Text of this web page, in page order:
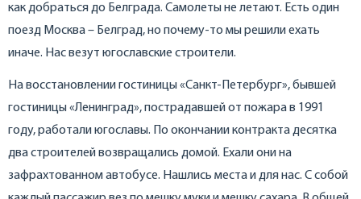
как добраться до Белграда. Самолеты не летают. Есть один
поезд Москва – Белград, но почему-то мы решили ехать
иначе. Нас везут югославские строители.
На восстановлении гостиницы «Санкт-Петербург», бывшей
гостиницы «Ленинград», пострадавшей от пожара в 1991
году, работали югославы. По окончании контракта десятка
два строителей возвращались домой. Ехали они на
зафрахтованном автобусе. Нашлись места и для нас. С собой